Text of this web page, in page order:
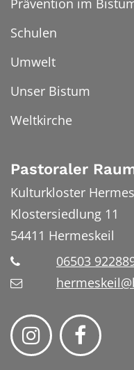
Schulen
Umwelt
Unser Bistum
Weltkirche
Pastoraler
Kulturkloster
Klostersiedlung 11
54411 Hermeskeil
06503